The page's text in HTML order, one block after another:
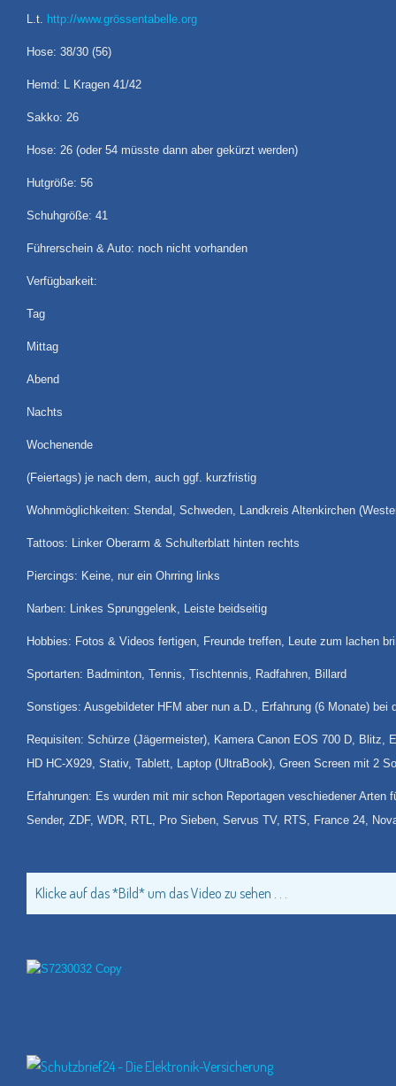
L.t. http://www.grössentabelle.org
Hose: 38/30 (56)
Hemd: L Kragen 41/42
Sakko: 26
Hose: 26 (oder 54 müsste dann aber gekürzt werden)
Hutgröße: 56
Schuhgröße: 41
Führerschein & Auto: noch nicht vorhanden
Verfügbarkeit:
Tag
Mittag
Abend
Nachts
Wochenende
(Feiertags) je nach dem, auch ggf. kurzfristig
Wohnmöglichkeiten: Stendal, Schweden, Landkreis Altenkirchen
Tattoos: Linker Oberarm & Schulterblatt hinten rechts
Piercings: Keine, nur ein Ohrring links
Narben: Linkes Sprunggelenk, Leiste beidseitig
Hobbies: Fotos & Videos fertigen, Freunde treffen, Leute zum lachen
Sportarten: Badminton, Tennis, Tischtennis, Radfahren, Billard
Sonstiges: Ausgebildeter HFM aber nun a.D., Erfahrung (6 Monate)
Requisiten: Schürze (Jägermeister), Kamera Canon EOS 700 D,
HD HC-X929, Stativ, Tablett, Laptop (UltraBook), Green Screen mit 2
Erfahrungen: Es wurden mit mir schon Reportagen veschiedener
Sender, ZDF, WDR, RTL, Pro Sieben, Servus TV, RTS, France 24,
Klicke auf das *Bild* um das Video zu sehen . . .